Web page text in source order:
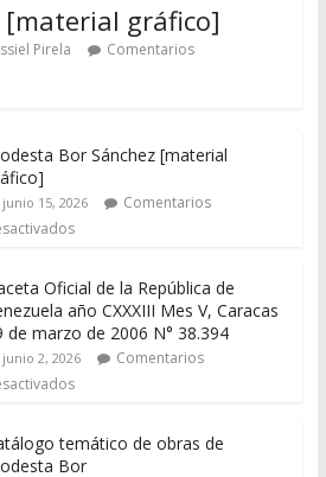
[material gráfico]
Pirela
Comentarios
Bor Sánchez [material
junio 15, 2026
Comentarios
Oficial de la República de
año CXXXIII Mes V, Caracas
de marzo de 2006 N° 38.394
junio 2, 2026
Comentarios
temático de obras de
Bor